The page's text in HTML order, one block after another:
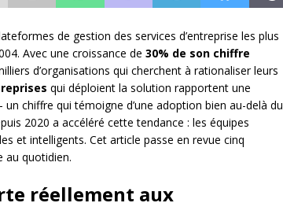
de gestion des services d’entreprise les plus
Avec une croissance de 30% de son chiffre
d’organisations qui cherchent à rationaliser leurs
qui déploient la solution rapportent une
chiffre qui témoigne d’une adoption bien au-delà du
2020 a accéléré cette tendance : les équipes
et intelligents. Cet article passe en revue cinq
au quotidien.
réellement aux